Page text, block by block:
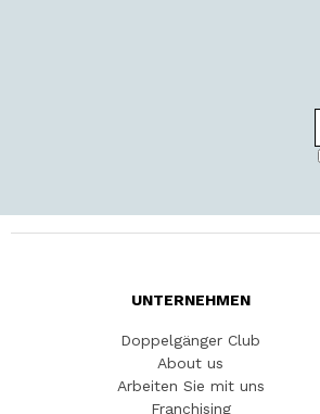
UNTERNEHMEN
Doppelgänger Club
About us
Arbeiten Sie mit uns
Franchising